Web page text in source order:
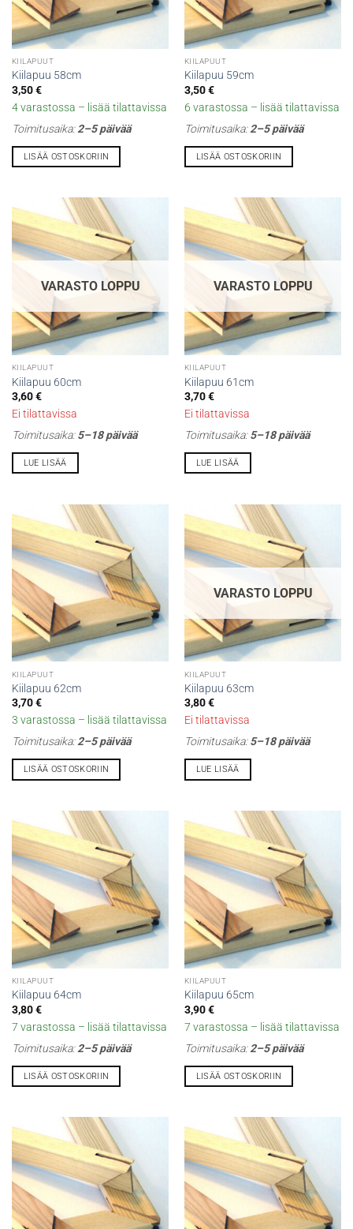
KIILAPUUT
Kiilapuu 58cm
3,50€
4 varastossa – lisää tilattavissa
Toimitusaika:2–5 päivää
LISÄÄ OSTOSKORIIN
KIILAPUUT
Kiilapuu 59cm
3,50€
6 varastossa – lisää tilattavissa
Toimitusaika:2–5 päivää
LISÄÄ OSTOSKORIIN
VARASTO LOPPU
KIILAPUUT
Kiilapuu 60cm
3,60€
Ei tilattavissa
Toimitusaika:5–18 päivää
LUE LISÄÄ
VARASTO LOPPU
KIILAPUUT
Kiilapuu 61cm
3,70€
Ei tilattavissa
Toimitusaika:5–18 päivää
LUE LISÄÄ
KIILAPUUT
Kiilapuu 62cm
3,70€
3 varastossa – lisää tilattavissa
Toimitusaika:2–5 päivää
LISÄÄ OSTOSKORIIN
VARASTO LOPPU
KIILAPUUT
Kiilapuu 63cm
3,80€
Ei tilattavissa
Toimitusaika:5–18 päivää
LUE LISÄÄ
KIILAPUUT
Kiilapuu 64cm
3,80€
7 varastossa – lisää tilattavissa
Toimitusaika:2–5 päivää
LISÄÄ OSTOSKORIIN
KIILAPUUT
Kiilapuu 65cm
3,90€
7 varastossa – lisää tilattavissa
Toimitusaika:2–5 päivää
LISÄÄ OSTOSKORIIN